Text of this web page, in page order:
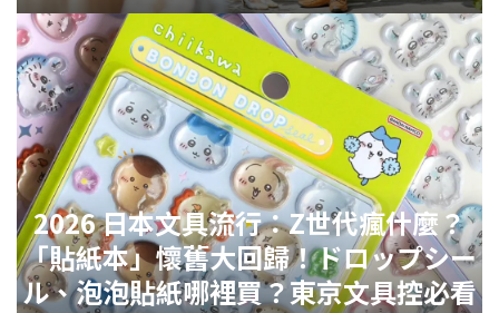
2026 日本文具流行：Z世代瘋什麼？
「貼紙本」懷舊大回歸！ドロップシー
ル、泡泡貼紙哪裡買？東京文具控必看